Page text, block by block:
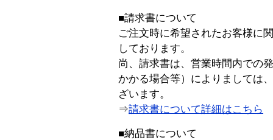
■請求書について
ご注文時に希望されたお客様に
しております。
尚、請求書は、営業時間内での
かかる場合等）によりましては
ざいます。
⇒請求書について詳細はこちら
■納品書について